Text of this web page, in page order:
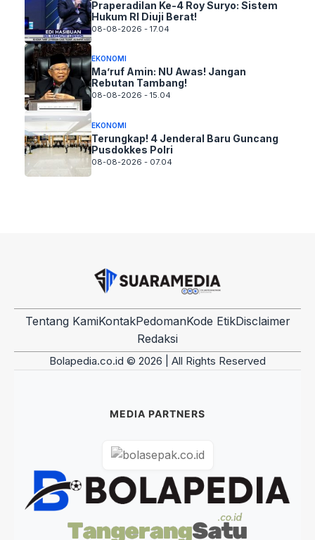
Praperadilan Ke-4 Roy Suryo: Sistem
Hukum RI Diuji Berat!
08-08-2026 - 17.04
EKONOMI
Ma’ruf Amin: NU Awas! Jangan
Rebutan Tambang!
08-08-2026 - 15.04
EKONOMI
Terungkap! 4 Jenderal Baru Guncang
Pusdokkes Polri
08-08-2026 - 07.04
Tentang KamiKontakPedomanKode EtikDisclaimer
Redaksi
Bolapedia.co.id © 2026 | All Rights Reserved
MEDIA PARTNERS